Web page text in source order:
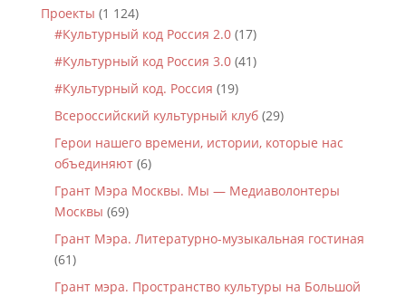
Проекты (1 124)
#Культурный код Россия 2.0(17)
#Культурный код Россия 3.0(41)
#Культурный код. Россия (19)
Всероссийский культурный клуб(29)
Герои нашего времени, истории, которые нас
объединяют(6)
Грант Мэра Москвы. Мы — Медиаволонтеры
Москвы (69)
Грант Мэра. Литературно-музыкальная гостиная
(61)
Грант мэра. Пространство культуры на Большой